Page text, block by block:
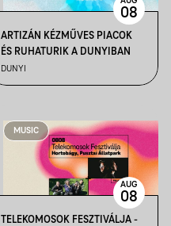
ARTIZÁN KÉZMŰVES PIACOK
ÉS RUHATURIK A DUNYIBAN
DUNYI
08
MUSIC
TELEKOMOSOK FESZTIVÁLJA -
AUG
08